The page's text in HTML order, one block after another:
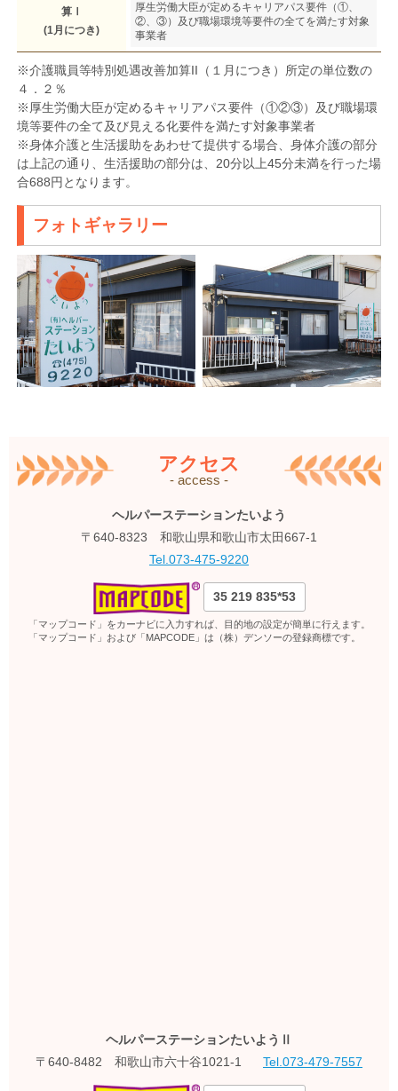
算Ⅰ
(1月につき)
厚生労働大臣が定めるキャリアパス要件（①、
②、③）及び職場環境等要件の全てを満たす対象
事業者
※介護職員等特別処遇改善加算II（１月につき）所定の単位数の
４．２％
※厚生労働大臣が定めるキャリアパス要件（①②③）及び職場環
境等要件の全て及び見える化要件を満たす対象事業者
※身体介護と生活援助をあわせて提供する場合、身体介護の部分
は上記の通り、生活援助の部分は、20分以上45分未満を行った場
合688円となります。
フォトギャラリー
アクセス
- access -
ヘルパーステーションたいよう
〒640-8323 和歌山県和歌山市太田667-1
Tel.073-475-9220
35 219 835*53
「マップコード」をカーナビに入力すれば、目的地の設定が簡単に行えます。
「マップコード」および「MAPCODE」は（株）デンソーの登録商標です。
ヘルパーステーションたいようⅡ
〒640-8482 和歌山市六十谷1021-1
Tel.073-479-7557